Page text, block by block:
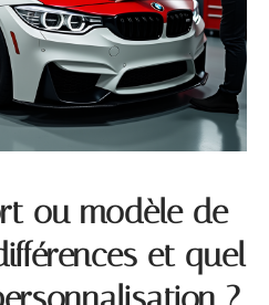
ou modèle de
et quel